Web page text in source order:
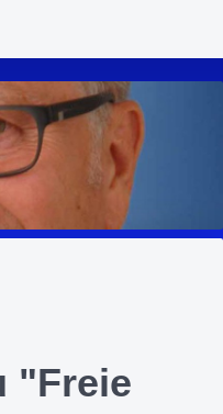
"Freie